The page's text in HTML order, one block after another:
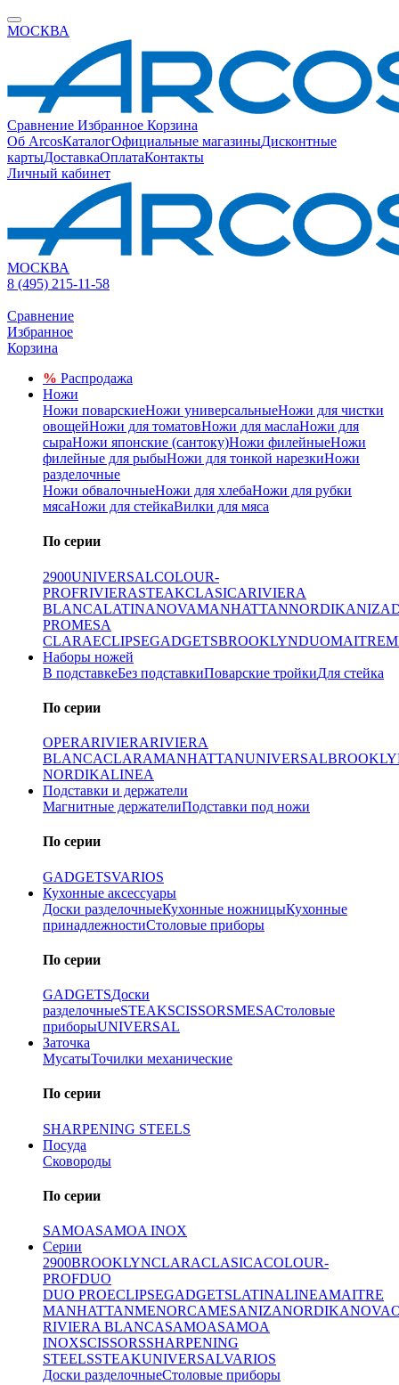
МОСКВА
Сравнение Избранное Корзина
Об ArcosКаталогОфициальные магазиныДисконтные
картыДоставкаОплатаКонтакты
Личный кабинет
МОСКВА
8 (495) 215-11-58
Сравнение
Избранное
Корзина
% Распродажа
Ножи
Ножи поварскиеНожи универсальныеНожи для чистки
овощейНожи для томатовНожи для маслаНожи для
сыраНожи японские (сантоку)Ножи филейныеНожи
филейные для рыбыНожи для тонкой нарезкиНожи
разделочные
Ножи обвалочныеНожи для хлебаНожи для рубки
мясаНожи для стейкаВилки для мяса
По серии
2900UNIVERSALCOLOUR-
PROFRIVIERASTEAKCLASICARIVIERA
BLANCALATINANOVAMANHATTANNORDIKANIZA
PROMESA
CLARAECLIPSEGADGETSBROOKLYNDUOMAITRE
Наборы ножей
В подставкеБез подставкиПоварские тройкиДля стейка
По серии
OPERARIVIERARIVIERA
BLANCACLARAMANHATTANUNIVERSAL
NORDIKALINEA
Подставки и держатели
Магнитные держателиПодставки под ножи
По серии
GADGETSVARIOS
Кухонные аксессуары
Доски разделочныеКухонные ножницыКухонные
принадлежностиСтоловые приборы
По серии
GADGETSДоски
разделочныеSTEAKSCISSORSMESAСтоловые
приборыUNIVERSAL
Заточка
МусатыТочилки механические
По серии
SHARPENING STEELS
Посуда
Сковороды
По серии
SAMOASAMOA INOX
Серии
2900BROOKLYNCLARACLASICACOLOUR-
PROFDUO
DUO PROECLIPSEGADGETSLATINALINEAMAITRE
MANHATTANMENORCAMESANIZANORDIKANOVA
RIVIERA BLANCASAMOASAMOA
INOXSCISSORSSHARPENING
STEELSSTEAKUNIVERSALVARIOS
Доски разделочныеСтоловые приборы